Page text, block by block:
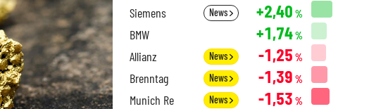
Siemens News +2,40 %
BMW +1,74%
Allianz News -1,25 %
Brenntag News -1,39 %
Munich Re News -1,53 %